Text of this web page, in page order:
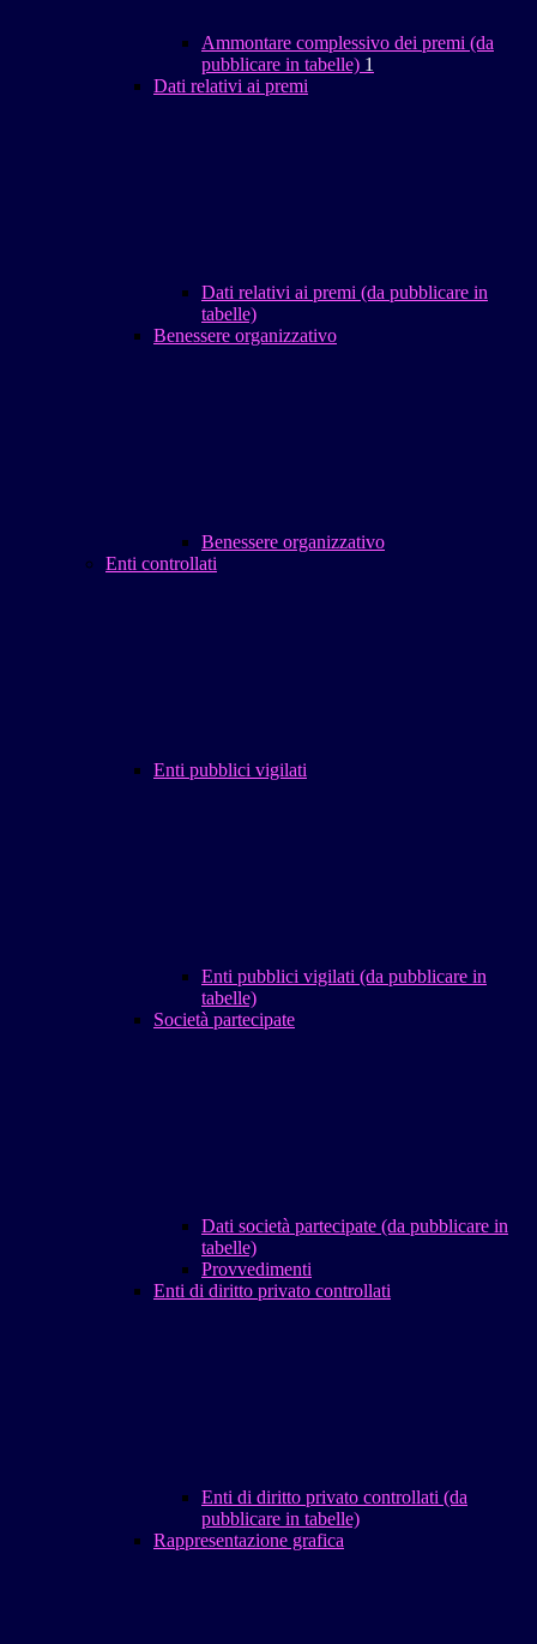
Ammontare complessivo dei premi (da
pubblicare in tabelle) 1
Dati relativi ai premi
Dati relativi ai premi (da pubblicare in
tabelle)
Benessere organizzativo
Benessere organizzativo
Enti controllati
Enti pubblici vigilati
Enti pubblici vigilati (da pubblicare in
tabelle)
Società partecipate
Dati società partecipate (da pubblicare in
tabelle)
Provvedimenti
Enti di diritto privato controllati
Enti di diritto privato controllati (da
pubblicare in tabelle)
Rappresentazione grafica